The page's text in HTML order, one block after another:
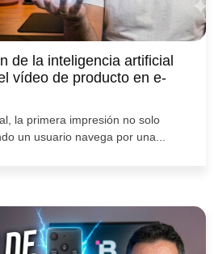
de la inteligencia artificial
vídeo de producto en e-
la primera impresión no solo
un usuario navega por una...